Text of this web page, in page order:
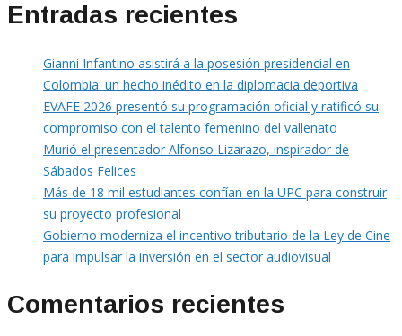
Entradas recientes
Gianni Infantino asistirá a la posesión presidencial en
Colombia: un hecho inédito en la diplomacia deportiva
EVAFE 2026 presentó su programación oficial y ratificó su
compromiso con el talento femenino del vallenato
Murió el presentador Alfonso Lizarazo, inspirador de
Sábados Felices
Más de 18 mil estudiantes confían en la UPC para construir
su proyecto profesional
Gobierno moderniza el incentivo tributario de la Ley de Cine
para impulsar la inversión en el sector audiovisual
Comentarios recientes